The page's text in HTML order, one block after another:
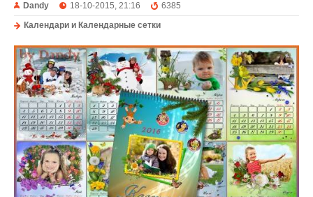
Dandy 18-10-2015, 21:16
6385
Календари и Календарные сетки